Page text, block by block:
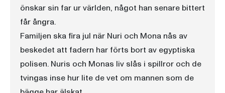
önskar sin far ur världen, något han senare bittert
får ångra.
Familjen ska fira jul när Nuri och Mona nås av
beskedet att fadern har förts bort av egyptiska
polisen. Nuris och Monas liv slås i spillror och de
tvingas inse hur lite de vet om mannen som de